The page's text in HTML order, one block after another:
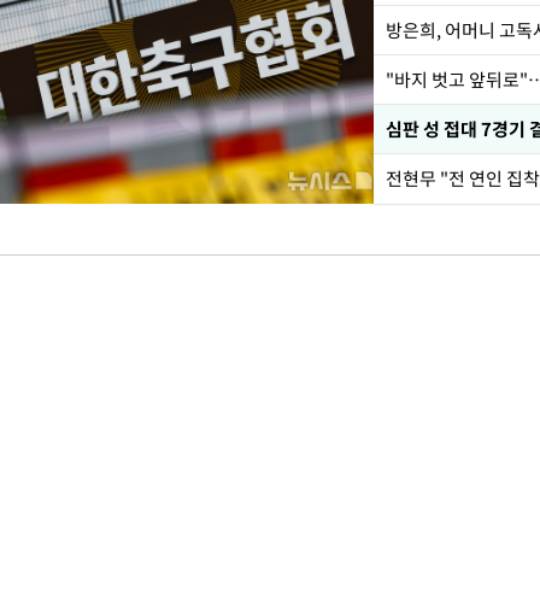
방은희, 어머니 고
"바지 벗고 앞뒤로
심판 성 접대 7경기
전현무 "전 연인 집